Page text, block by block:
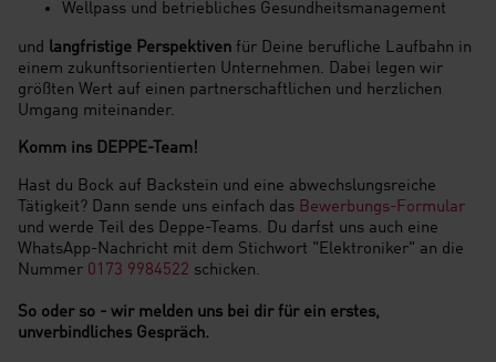
Wellpass und betriebliches Gesundheitsmanagement
und langfristige Perspektiven für Deine berufliche Laufbahn in
einem zukunftsorientierten Unternehmen. Dabei legen wir
größten Wert auf einen partnerschaftlichen und herzlichen
Umgang miteinander.
Komm ins DEPPE-Team!
Hast du Bock auf Backstein und eine abwechslungsreiche
Tätigkeit? Dann sende uns einfach das Bewerbungs-Formular
und werde Teil des Deppe-Teams. Du darfst uns auch eine
WhatsApp-Nachricht mit dem Stichwort "Elektroniker" an die
Nummer 0173 9984522 schicken.
So oder so - wir melden uns bei dir für ein erstes,
unverbindliches Gespräch.